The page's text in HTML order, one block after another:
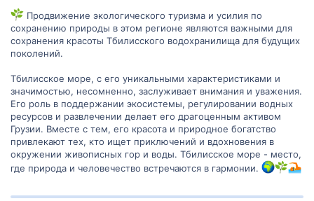
Продвижение экологического туризма и усилия по
сохранению природы в этом регионе являются важными для
сохранения красоты Тбилисского водохранилища для будущих
поколений.
Тбилисское море, с его уникальными характеристиками и
значимостью, несомненно, заслуживает внимания и уважения.
Его роль в поддержании экосистемы, регулировании водных
ресурсов и развлечении делает его драгоценным активом
Грузии. Вместе с тем, его красота и природное богатство
привлекают тех, кто ищет приключений и вдохновения в
окружении живописных гор и воды. Тбилисское море - место,
где природа и человечество встречаются в гармонии.